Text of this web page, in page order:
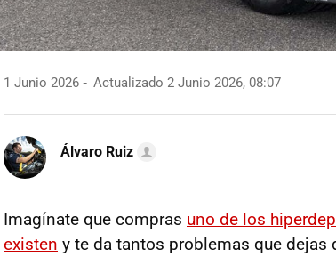
1 Junio 2026 Actualizado 2 Junio 2026, 08:07
Álvaro Ruiz
Imagínate que compras uno de los
existen y te da tantos problemas que dejas